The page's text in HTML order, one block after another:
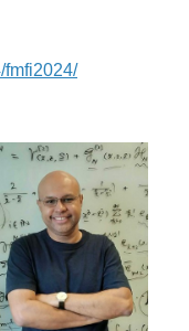
fmfi2024/